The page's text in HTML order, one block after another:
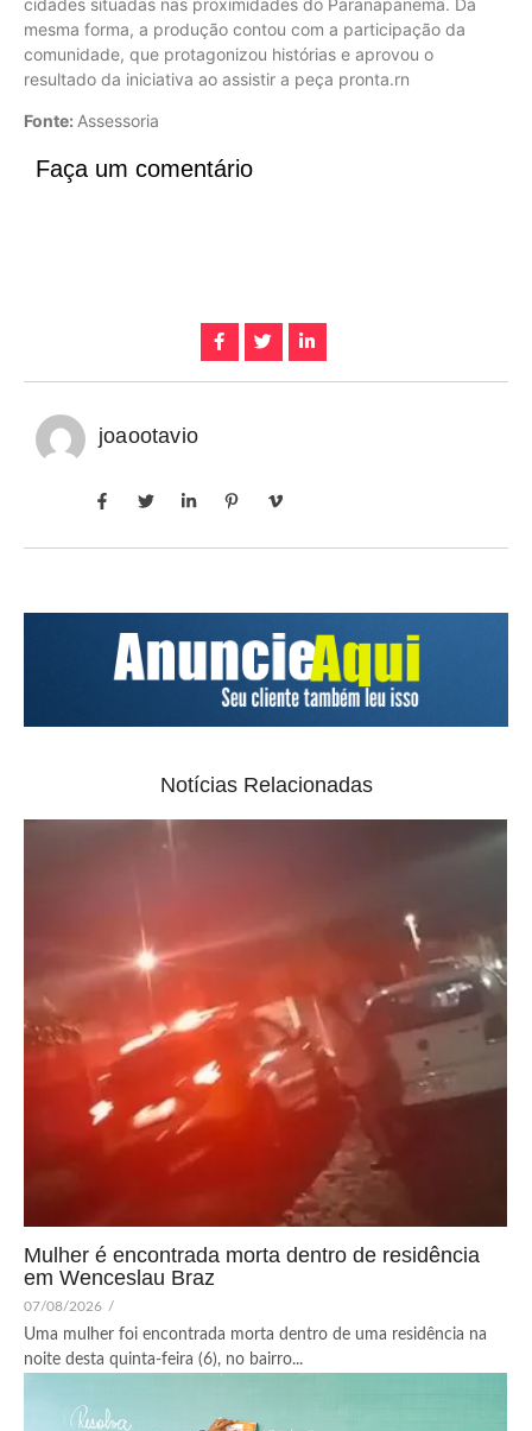
cidades situadas nas proximidades do Paranapanema. Da
mesma forma, a produção contou com a participação da
comunidade, que protagonizou histórias e aprovou o
resultado da iniciativa ao assistir a peça pronta.rn
Fonte: Assessoria
Faça um comentário
joaootavio
Notícias Relacionadas
Mulher é encontrada morta dentro de residência
em Wenceslau Braz
07/08/2026 /
Uma mulher foi encontrada morta dentro de uma residência na
noite desta quinta-feira (6), no bairro...